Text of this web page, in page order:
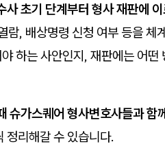
사 초기 단계부터 형사 재판에
람, 배상명령 신청 여부 등을 체
하는 사안인지, 재판에는 어떤
슈가스퀘어 형사변호사들과 함
정리해갈 수 있습니다.